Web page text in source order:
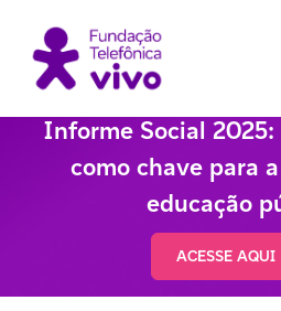
Informe Social
como chave para
educação
ACESSE AQUI